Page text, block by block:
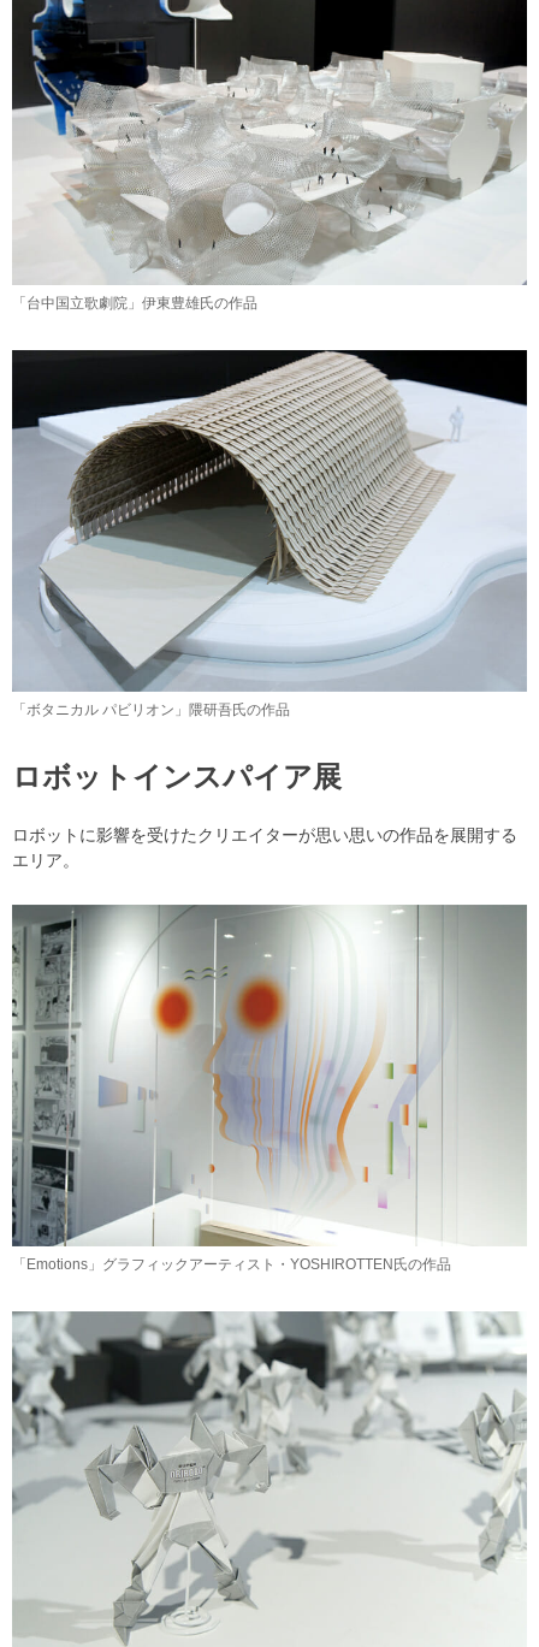
「台中国立歌劇院」伊東豊雄氏の作品
「ボタニカル パビリオン」隈研吾氏の作品
ロボットインスパイア展
ロボットに影響を受けたクリエイターが思い思いの作品を展開する
エリア。
「Emotions」グラフィックアーティスト・YOSHIROTTEN氏の作品